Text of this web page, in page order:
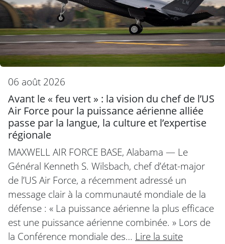
06 août 2026
Avant le « feu vert » : la vision du chef de l’US
Air Force pour la puissance aérienne alliée
passe par la langue, la culture et l’expertise
régionale
MAXWELL AIR FORCE BASE, Alabama — Le
Général Kenneth S. Wilsbach, chef d’état-major
de l’US Air Force, a récemment adressé un
message clair à la communauté mondiale de la
défense : « La puissance aérienne la plus efficace
est une puissance aérienne combinée. » Lors de
la Conférence mondiale des… Lire la suite